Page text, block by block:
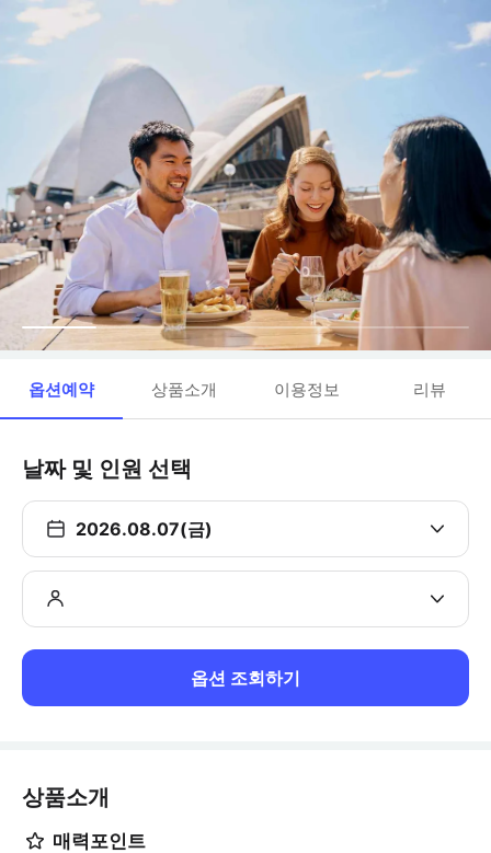
옵션예약 상품소개 이용정보 리뷰
날짜 및 인원 선택
2026.08.07(금)
옵션 조회하기
상품소개
매력포인트